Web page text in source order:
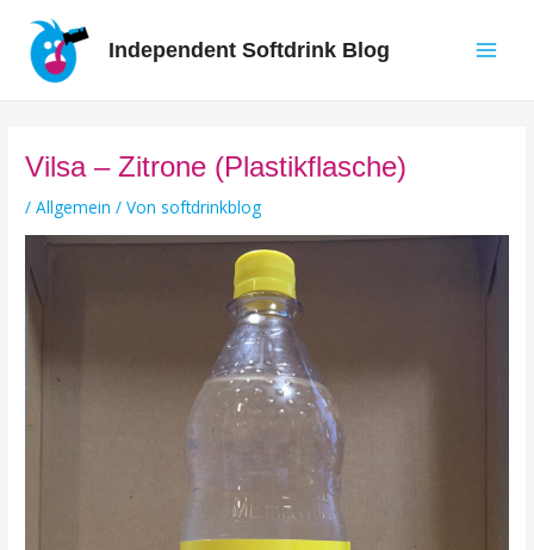
Inhalt
springen
Independent Softdrink Blog
Vilsa – Zitrone (Plastikflasche)
/Allgemein / Von softdrinkblog